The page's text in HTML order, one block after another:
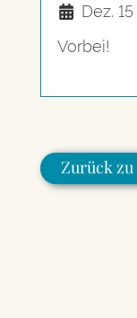
Dez.
Vorbei!
Zurück